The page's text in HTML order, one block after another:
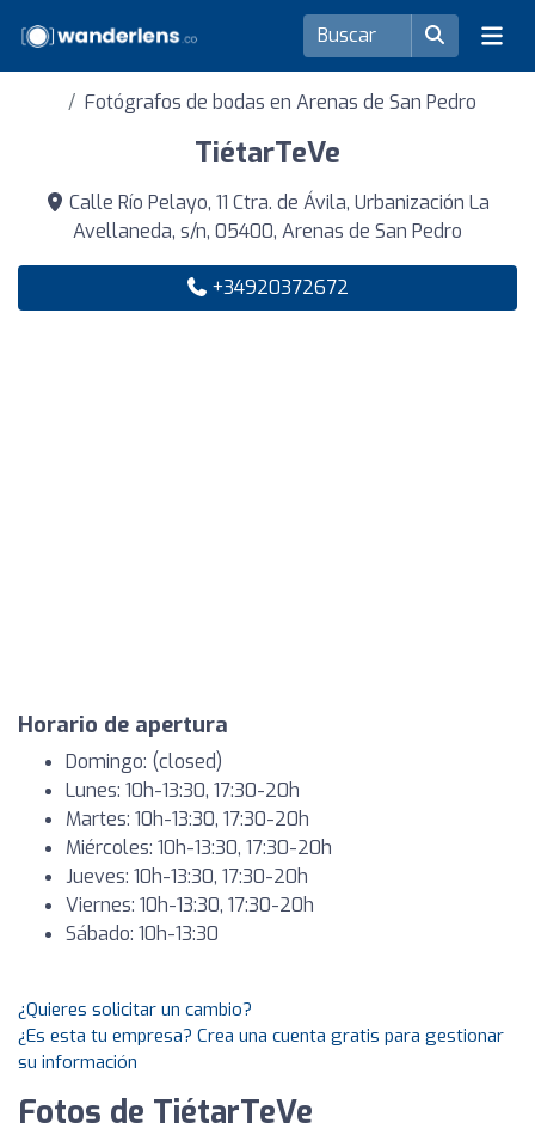
Fotógrafos de bodas en Arenas de San Pedro
TiétarTeVe
Calle Río Pelayo, 11 Ctra. de Ávila, Urbanización La
Avellaneda, s/n, 05400, Arenas de San Pedro
+34920372672
Horario de apertura
Domingo: (closed)
Lunes: 10h-13:30, 17:30-20h
Martes: 10h-13:30, 17:30-20h
Miércoles: 10h-13:30, 17:30-20h
Jueves: 10h-13:30, 17:30-20h
Viernes: 10h-13:30, 17:30-20h
Sábado: 10h-13:30
¿Quieres solicitar un cambio?
¿Es esta tu empresa? Crea una cuenta gratis para gestionar
su información
Fotos de TiétarTeVe